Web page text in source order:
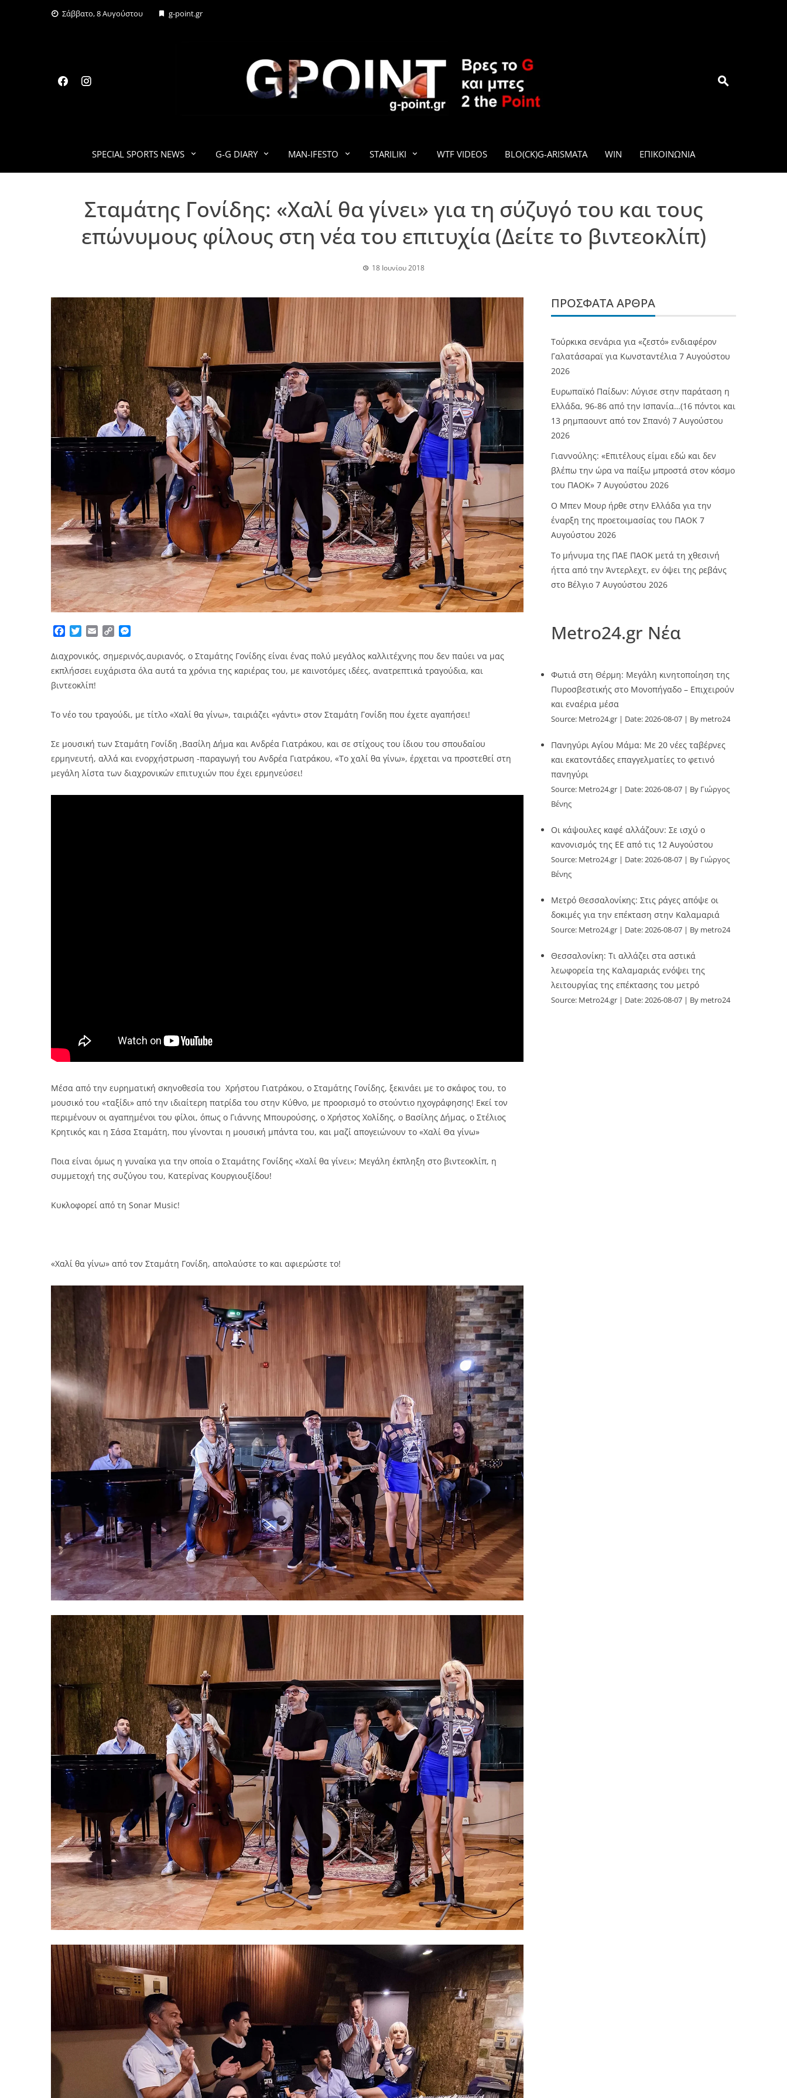
Σάββατο, 8 Αυγούστου g-point.gr
G-POINT.GR
SPECIAL SPORTS NEWS G-G DIARY MAN-IFESTO STARILIKI WTF VIDEOS BLO(CK)G-ARISMATA WIN ΕΠΙΚΟΙΝΩΝΊΑ
Σταμάτης Γονίδης: «Χαλί θα γίνει» για τη σύζυγό του και τους
επώνυμους φίλους στη νέα του επιτυχία (Δείτε το βιντεοκλίπ)
18 Ιουνίου 2018
Facebook
TwitterEmailCopy
Διαχρονικός, σημερινός,αυριανός, ο Σταμάτης Γονίδης είναι ένας πολύ μεγάλος καλλιτέχνης που δεν παύει να μας
εκπλήσσει ευχάριστα όλα αυτά τα χρόνια της καριέρας του, με καινοτόμες ιδέες, ανατρεπτικά τραγούδια, και
βιντεοκλίπ!
Το νέο του τραγούδι, με τίτλο «Χαλί θα γίνω», ταιριάζει «γάντι» στον Σταμάτη Γονίδη που έχετε αγαπήσει!
Σε μουσική των Σταμάτη Γονίδη ,Βασίλη Δήμα και Ανδρέα Γιατράκου, και σε στίχους του ίδιου του σπουδαίου
ερμηνευτή, αλλά και ενορχήστρωση -παραγωγή του Ανδρέα Γιατράκου, «Το χαλί θα γίνω», έρχεται να προστεθεί στη
μεγάλη λίστα των διαχρονικών επιτυχιών που έχει ερμηνεύσει!
Μέσα από την ευρηματική σκηνοθεσία του Χρήστου Γιατράκου, ο Σταμάτης Γονίδης, ξεκινάει με το σκάφος του, το
μουσικό του «ταξίδι» από την ιδιαίτερη πατρίδα του στην Κύθνο, με προορισμό το στούντιο ηχογράφησης! Εκεί τον
περιμένουν οι αγαπημένοι του φίλοι, όπως ο Γιάννης Μπουρούσης, ο Χρήστος Χολίδης, ο Βασίλης Δήμας, ο Στέλιος
Κρητικός και η Σάσα Σταμάτη, που γίνονται η μουσική μπάντα του, και μαζί απογειώνουν το «Χαλί Θα γίνω»
Ποια είναι όμως η γυναίκα για την οποία ο Σταμάτης Γονίδης «Χαλί θα γίνει»; Μεγάλη έκπληξη στο βιντεοκλίπ, η
συμμετοχή της συζύγου του, Κατερίνας Κουργιουξίδου!
Κυκλοφορεί από τη Sonar Music!
«Χαλί θα γίνω» από τον Σταμάτη Γονίδη, απολαύστε το και αφιερώστε το!
ΠΡΌΣΦΑΤΑ ΆΡΘΡΑ
Τούρκικα σενάρια για «ζεστό» ενδιαφέρον
Γαλατάσαραϊ για Κωνσταντέλια 7 Αυγούστου
2026
Ευρωπαϊκό Παίδων: Λύγισε στην παράταση η
Ελλάδα, 96-86 από την Ισπανία…(16 πόντοι και
13 ρημπαουντ από τον Σπανό) 7 Αυγούστου
2026
Γιαννούλης: «Επιτέλους είμαι εδώ και δεν
βλέπω την ώρα να παίξω μπροστά στον κόσμο
του ΠΑΟΚ» 7 Αυγούστου 2026
O Mπεν Μουρ ήρθε στην Ελλάδα για την
έναρξη της προετοιμασίας του ΠΑΟΚ 7
Αυγούστου 2026
Το μήνυμα της ΠΑΕ ΠΑΟΚ μετά τη χθεσινή
ήττα από την Άντερλεχτ, εν όψει της ρεβάνς
στο Βέλγιο 7 Αυγούστου 2026
Metro24.gr Νέα
Φωτιά στη Θέρμη: Μεγάλη κινητοποίηση της
Πυροσβεστικής στο Μονοπήγαδο – Επιχειρούν
και εναέρια μέσα
Source: Metro24.gr Date: 2026-08-07 By metro24
Πανηγύρι Αγίου Μάμα: Με 20 νέες ταβέρνες
και εκατοντάδες επαγγελματίες το φετινό
πανηγύρι
Source: Metro24.gr Date: 2026-08-07
By Γιώργος
Βένης
Οι κάψουλες καφέ αλλάζουν: Σε ισχύ ο
κανονισμός της ΕΕ από τις 12 Αυγούστου
Source: Metro24.gr Date: 2026-08-07
By Γιώργος
Βένης
Μετρό Θεσσαλονίκης: Στις ράγες απόψε οι
δοκιμές για την επέκταση στην Καλαμαριά
Source: Metro24.gr Date: 2026-08-07 By metro24
Θεσσαλονίκη: Τι αλλάζει στα αστικά
λεωφορεία της Καλαμαριάς ενόψει της
λειτουργίας της επέκτασης του μετρό
Source: Metro24.gr Date: 2026-08-07 By metro24